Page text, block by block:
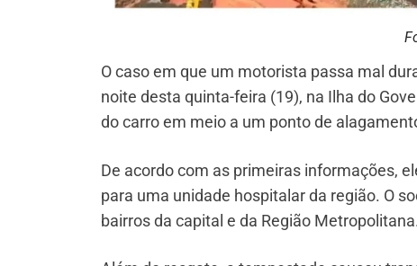
O caso em que um motorista passa mal
noite desta quinta-feira (19), na Ilha do
do carro em meio a um ponto de
De acordo com as primeiras informações,
para uma unidade hospitalar da região. O
bairros da capital e da Região Metropolitana.